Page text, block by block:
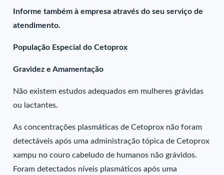
Informe também à empresa através do seu serviço de
atendimento.
População Especial do Cetoprox
Gravidez e Amamentação
Não existem estudos adequados em mulheres grávidas
ou lactantes.
As concentrações plasmáticas de Cetoprox não foram
detectáveis após uma administração tópica de Cetoprox
xampu no couro cabeludo de humanos não grávidos.
Foram detectados níveis plasmáticos após uma